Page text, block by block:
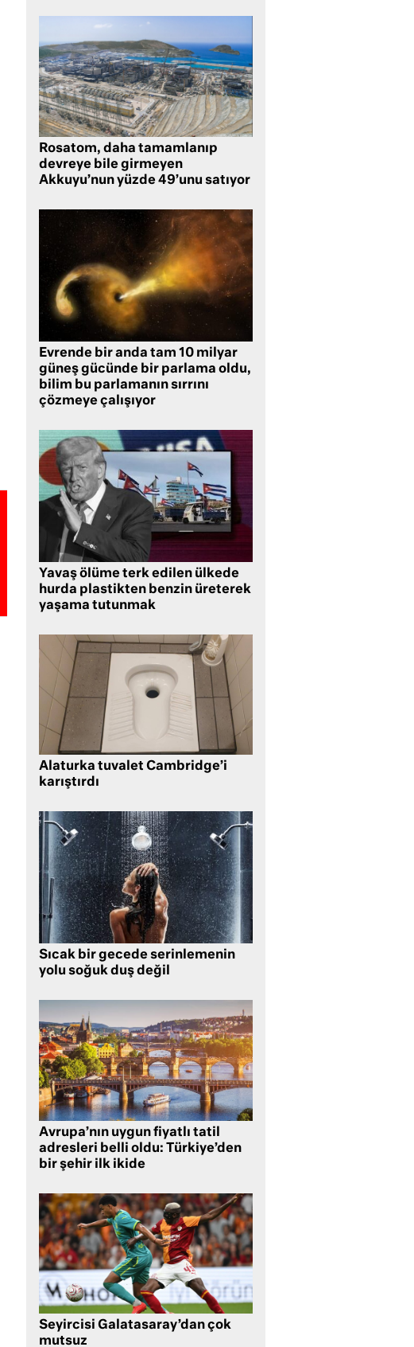
Rosatom, daha tamamlanıp
devreye bile girmeyen
Akkuyu’nun yüzde 49’unu satıyor
Evrende bir anda tam 10 milyar
güneş gücünde bir parlama oldu,
bilim bu parlamanın sırrını
çözmeye çalışıyor
Yavaş ölüme terk edilen ülkede
hurda plastikten benzin üreterek
yaşama tutunmak
Alaturka tuvalet Cambridge’i
karıştırdı
Sıcak bir gecede serinlemenin
yolu soğuk duş değil
Avrupa’nın uygun fiyatlı tatil
adresleri belli oldu: Türkiye’den
bir şehir ilk ikide
Seyircisi Galatasaray’dan çok
mutsuz